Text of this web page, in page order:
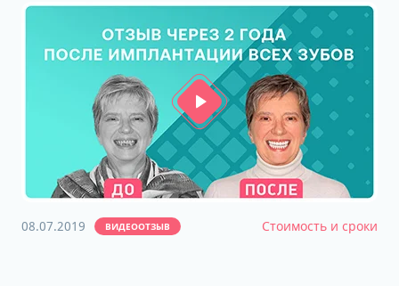
08.07.2019 ВИДЕООТЗЫВ Стоимость и сроки